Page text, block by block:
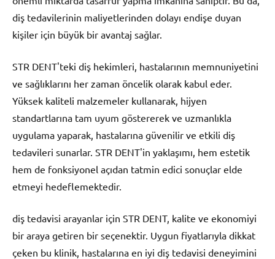
diş tedavilerinin maliyetlerinden dolayı endişe duyan
kişiler için büyük bir avantaj sağlar.
STR DENT'teki diş hekimleri, hastalarının memnuniyetini
ve sağlıklarını her zaman öncelik olarak kabul eder.
Yüksek kaliteli malzemeler kullanarak, hijyen
standartlarına tam uyum göstererek ve uzmanlıkla
uygulama yaparak, hastalarına güvenilir ve etkili diş
tedavileri sunarlar. STR DENT'in yaklaşımı, hem estetik
hem de fonksiyonel açıdan tatmin edici sonuçlar elde
etmeyi hedeflemektedir.
diş tedavisi arayanlar için STR DENT, kalite ve ekonomiyi
bir araya getiren bir seçenektir. Uygun fiyatlarıyla dikkat
çeken bu klinik, hastalarına en iyi diş tedavisi deneyimini